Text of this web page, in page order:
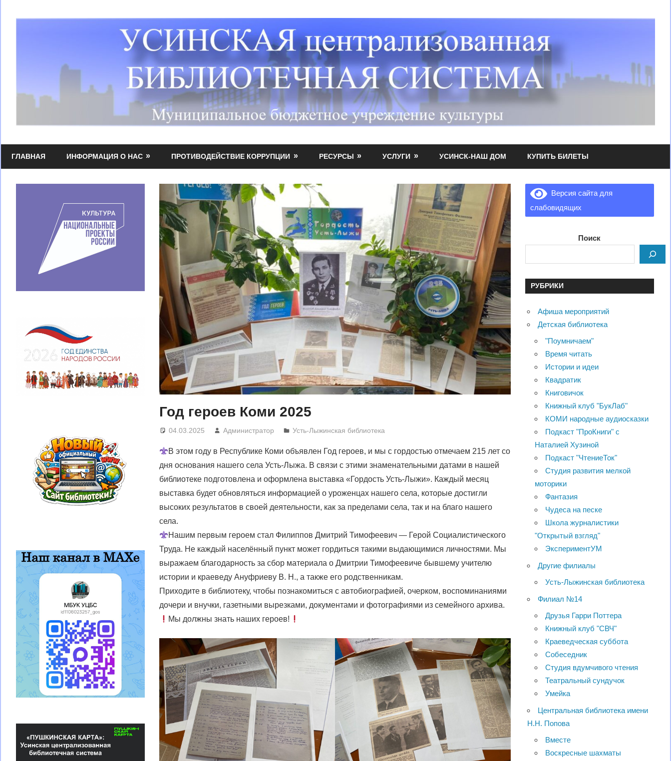
МБУК
УЦБС
библиотечная
ГЛАВНАЯ ИНФОРМАЦИЯ О НАС ПРОТИВОДЕЙСТВИЕ КОРРУПЦИИ РЕСУРСЫ УСЛУГИ УСИНСК-НАШ ДОМ КУПИТЬ БИЛЕТЫ
Год героев Коми 2025
04.03.2025 Администратор Усть-Лыжинская библиотека
В этом году в Республике Коми объявлен Год героев, и мы с гордостью отмечаем 215 лет со
дня основания нашего села Усть-Лыжа. В связи с этими знаменательными датами в нашей
библиотеке подготовлена и оформлена выставка «Гордость Усть-Лыжи». Каждый месяц
выставка будет обновляться информацией о уроженцах нашего села, которые достигли
высоких результатов в своей деятельности, как за пределами села, так и на благо нашего
села.
Нашим первым героем стал Филиппов Дмитрий Тимофеевич — Герой Социалистического
Труда. Не каждый населённый пункт может гордиться такими выдающимися личностями. Мы
выражаем благодарность за сбор материала о Дмитрии Тимофеевиче бывшему учителю
истории и краеведу Ануфриеву В. Н., а также его родственникам.
Приходите в библиотеку, чтобы познакомиться с автобиографией, очерком, воспоминаниями
дочери и внучки, газетными вырезками, документами и фотографиями из семейного архива.
Мы должны знать наших героев!
Версия сайта для
слабовидящих
Поиск
РУБРИКИ
Афиша мероприятий
Детская библиотека
"Поумничаем"
Время читать
Истории и идеи
Квадратик
Книговичок
Книжный клуб "БукЛаб"
КОМИ народные аудиосказки
Подкаст "ПроКниги" с
Наталией Хузиной
Подкаст "ЧтениеТок"
Студия развития мелкой
моторики
Фантазия
Чудеса на песке
Школа журналистики
"Открытый взгляд"
ЭкспериментУМ
Другие филиалы
Усть-Лыжинская библиотека
Филиал №14
Друзья Гарри Поттера
Книжный клуб "СВЧ"
Краеведческая суббота
Собеседник
Студия вдумчивого чтения
Театральный сундучок
Умейка
Центральная библиотека имени
Н.Н. Попова
Вместе
Воскресные шахматы